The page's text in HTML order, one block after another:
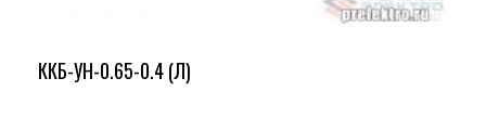
ККБ-УН-0.65-0.4 (Л)